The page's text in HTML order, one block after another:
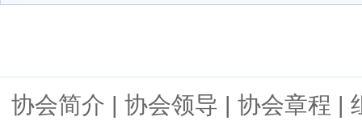
协会简介 | 协会领导 | 协会章程 |